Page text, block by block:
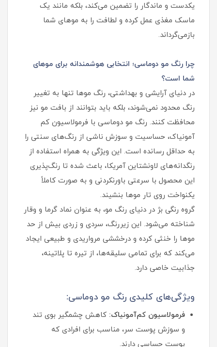
یکدست و ماندگار را تضمین می‌کند، بلکه مانند یک
ماسک مغذی عمل کرده و لطافت را به موهای شما
بازمی‌گرداند.
چرا رنگ مو دوماسی؛ انتخابی هوشمندانه برای موهای
شما است؟
در دنیای آرایشی و بهداشتی، رنگ موها تنها به تغییر
رنگ محدود نمی‌شوند، بلکه باید بتوانند از بافت مو نیز
محافظت کنند. رنگ مو دوماسی با فرمولاسیون کم‌
آمونیاک، حساسیت و سوزش ناشی از رنگ‌های سنتی را
به حداقل رسانده است. این ویژگی به همراه استفاده از
رنگدانه‌های لاونشتاین آمریکا، باعث شده تا رنگ‌پذیری
این محصول با سرعتی باورنکردنی و به صورت کاملاً
یکنواخت روی تار موها بنشیند.
گروه رنگی بژ در دنیای رنگ مو، به عنوان نماد گرما و وقار
شناخته می‌شود. این زیررنگ، سردی و زردی بیش از حد
موها را خنثی کرده و درخششی مرواریدی و طبیعی ایجاد
می‌کند که برای تمامی سلیقه‌ها، از تیره تا پلاتینه،
جذابیت خاصی دارد.
ویژگی‌های کلیدی رنگ مو دوماسی:
فرمولاسیون کم‌آمونیاک: کاهش چشمگیر بوی تند
و سوزش پوست سر، مناسب برای افرادی که
پوست حساسی دارند.